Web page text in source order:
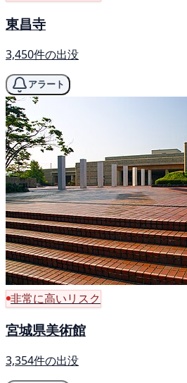
東昌寺
3,450件の出没
アラート
非常に高いリスク
宮城県美術館
3,354件の出没